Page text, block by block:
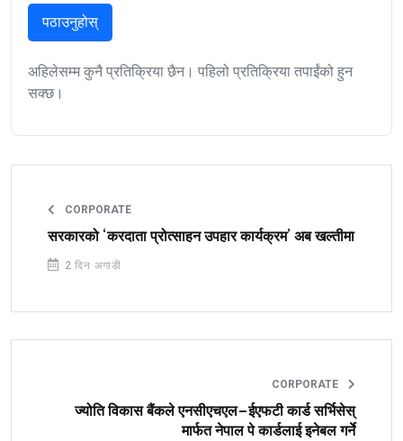
पठाउनुहोस्
अहिलेसम्म कुनै प्रतिक्रिया छैन। पहिलो प्रतिक्रिया तपाईंको हुन
सक्छ।
CORPORATE
सरकारको ‘करदाता प्रोत्साहन उपहार कार्यक्रम’ अब खल्तीमा
2 दिन अगाडी
CORPORATE
ज्योति विकास बैंकले एनसीएचएल–ईएफटी कार्ड सर्भिसेस्
मार्फत नेपाल पे कार्डलाई इनेबल गर्ने